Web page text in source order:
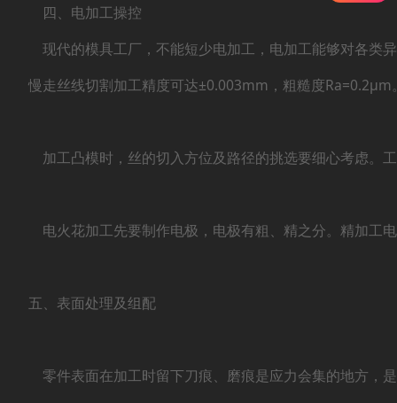
四、电加工操控
现代的模具工厂，不能短少电加工，电加工能够对各类
慢走丝线切割加工精度可达±0.003mm，粗糙度Ra=0.2μm
加工凸模时，丝的切入方位及路径的挑选要细心考虑。
电火花加工先要制作电极，电极有粗、精之分。精加工电
五、表面处理及组配
零件表面在加工时留下刀痕、磨痕是应力会集的地方，是